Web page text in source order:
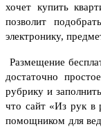
хочет купить
позволит
электронику,
Размещение
достаточно
рубрику и
что сайт «Из рук в
помощником для